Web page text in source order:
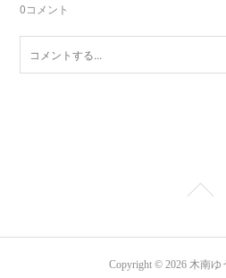
0コメント
Copyright © 2026 木南